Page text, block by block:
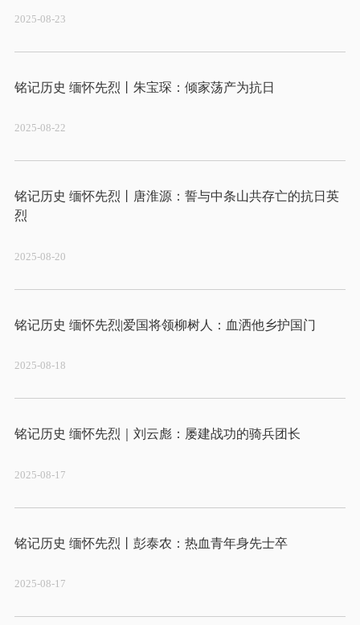
2025-08-23
2025-08-22
铭记历史 缅怀先烈丨唐淮源：誓与中条山共存亡的抗日英
2025-08-20
2025-08-18
2025-08-17
铭记历史 缅怀先烈丨彭泰农：热血青年身先士卒
2025-08-17